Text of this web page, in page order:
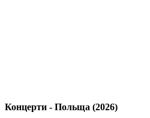
Концерти - Польща (2026)